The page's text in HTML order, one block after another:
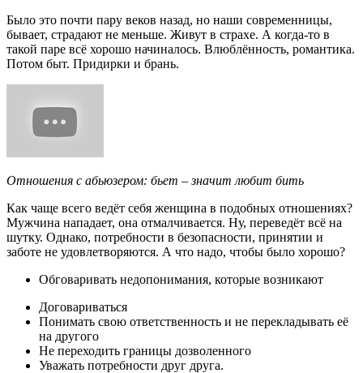
Было это почти пару веков назад, но наши современницы,
бывает, страдают не меньше. Живут в страхе. А когда-то в
такой паре всё хорошо начиналось. Влюблённость, романтика.
Потом быт. Придирки и брань.
Отношения с абьюзером: бьет – значит любит бить
Как чаще всего ведёт себя женщина в подобных отношениях?
Мужчина нападает, она отмалчивается. Ну, переведёт всё на
шутку. Однако, потребности в безопасности, принятии и
заботе не удовлетворяются. А что надо, чтобы было хорошо?
Обговаривать недопонимания, которые возникают
Договариваться
Понимать свою ответственность и не перекладывать её
на другого
Не переходить границы дозволенного
Уважать потребности друг друга.